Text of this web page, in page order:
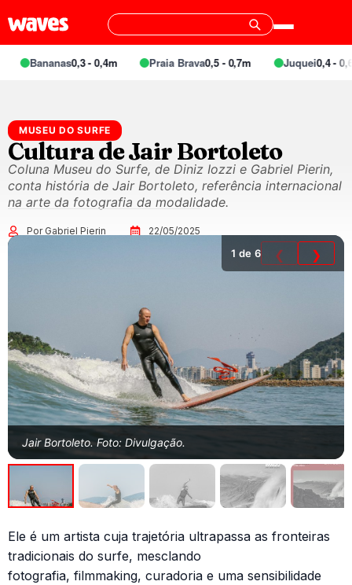
Bananas0,3 - 0,4m Praia Brava0,5 - 0,7m Juquei0,4 - 0,6m
MUSEU DO SURFE
Cultura de Jair Bortoleto
Coluna Museu do Surfe, de Diniz Iozzi e Gabriel Pierin,
conta história de Jair Bortoleto, referência internacional
na arte da fotografia da modalidade.
Por Gabriel Pierin 22/05/2025
Jair Bortoleto. Foto: Divulgação.
1 de 6 ❮ ❯
Ele é um artista cuja trajetória ultrapassa as fronteiras
tradicionais do surfe, mesclando
fotografia, filmmaking, curadoria e uma sensibilidade